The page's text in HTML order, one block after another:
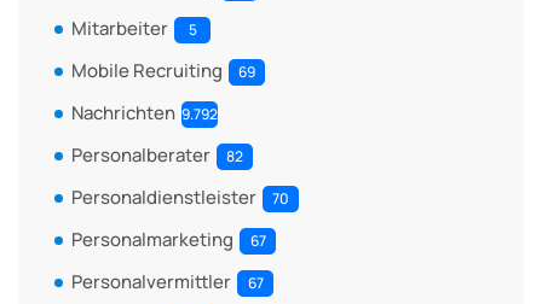
Mitarbeiter 5
Mobile Recruiting 69
Nachrichten 9.792
Personalberater 82
Personaldienstleister 70
Personalmarketing 67
Personalvermittler 67